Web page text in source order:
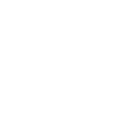
z 5 hviezdičiek.